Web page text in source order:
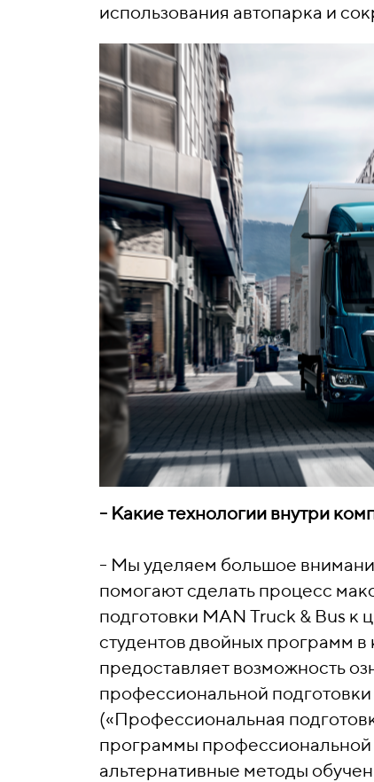
использования автопарка и
- Какие технологии внутри
- Мы уделяем большое
помогают сделать процесс
подготовки MAN Truck & Bus
студентов двойных программ
предоставляет возможность
профессиональной
(«Профессиональная
программы
альтернативные методы